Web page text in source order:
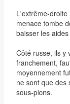
L'extrême-
menace tombe
baisser les
Côté russe, ils y
franchement,
moyennement
ne sont que des
sous-pions.